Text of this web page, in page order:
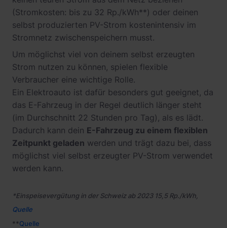
(Stromkosten: bis zu 32 Rp./kWh**) oder deinen
selbst produzierten PV-Strom kostenintensiv im
Stromnetz zwischenspeichern musst.
Um möglichst viel von deinem selbst erzeugten
Strom nutzen zu können, spielen flexible
Verbraucher eine wichtige Rolle.
Ein Elektroauto ist dafür besonders gut geeignet, da
das E-Fahrzeug in der Regel deutlich länger steht
(im Durchschnitt 22 Stunden pro Tag), als es lädt.
Dadurch kann dein E-Fahrzeug zu einem flexiblen
Zeitpunkt geladen werden und trägt dazu bei, dass
möglichst viel selbst erzeugter PV-Strom verwendet
werden kann.
*Einspeisevergütung in der Schweiz ab 2023 15,5 Rp./kWh,
Quelle
**Quelle